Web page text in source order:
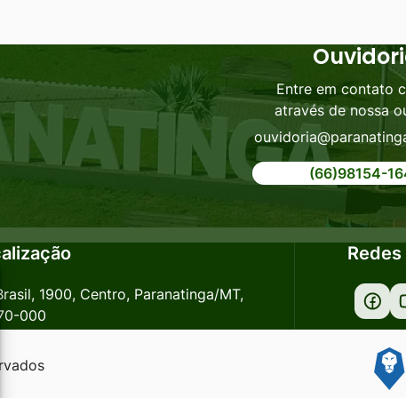
Entre em contato
através de nossa
(66)98154-
Brasil, 1900, Centro, Paranatinga/MT,
000
a
Rede